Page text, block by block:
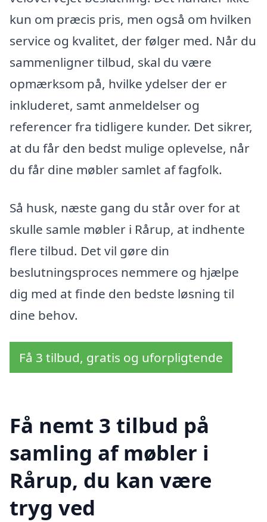
kun om præcis pris, men også om hvilken
service og kvalitet, der følger med. Når du
sammenligner tilbud, skal du være
opmærksom på, hvilke ydelser der er
inkluderet, samt anmeldelser og
referencer fra tidligere kunder. Det sikrer,
at du får den bedst mulige oplevelse, når
du får dine møbler samlet af fagfolk.
Så husk, næste gang du står over for at
skulle samle møbler i Rårup, at indhente
flere tilbud. Det vil gøre din
beslutningsproces nemmere og hjælpe
dig med at finde den bedste løsning til
dine behov.
Få 3 tilbud, gratis og uforpligtende
Få nemt 3 tilbud på
samling af møbler i
Rårup, du kan være
tryg ved